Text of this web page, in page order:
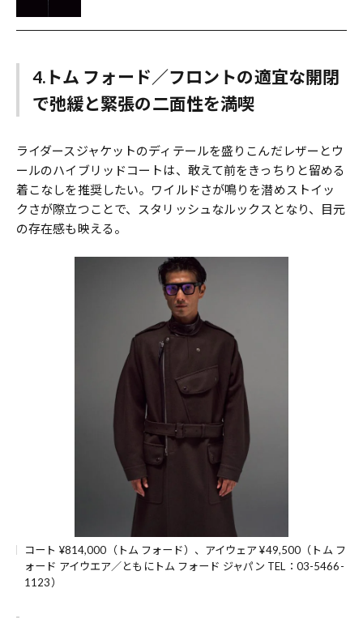
4.トム フォード／フロントの適宜な開閉
で弛緩と緊張の二面性を満喫
ライダースジャケットのディテールを盛りこんだレザーとウ
ールのハイブリッドコートは、敢えて前をきっちりと留める
着こなしを推奨したい。ワイルドさが鳴りを潜めストイッ
クさが際立つことで、スタリッシュなルックスとなり、目元
の存在感も映える。
コート ¥814,000（トム フォード）、アイウェア ¥49,500（トム フ
ォード アイウエア／ともにトム フォード ジャパン TEL：03-5466-
1123）